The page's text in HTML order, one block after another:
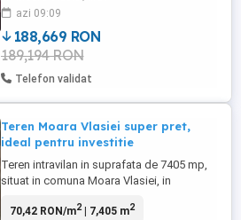
azi 09:09
188,669 RON
189,194 RON
Telefon validat
Teren Moara Vlasiei super pret,
ideal pentru investitie
Teren intravilan in suprafata de 7405 mp,
situat in comuna Moara Vlasiei, in
autostrazii A0 in nodul intermodal BIMH.
70,42 RON/m2| 7,405 m2